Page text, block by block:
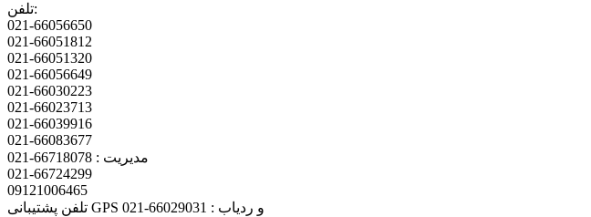
تلفن:
021-66056650
021-66051812
021-66051320
021-66056649
021-66030223
021-66023713
021-66039916
021-66083677
مدیریت : 66718078-021
021-66724299
09121006465
تلفن پشتیبانی GPS و ردیاب : 66029031-021